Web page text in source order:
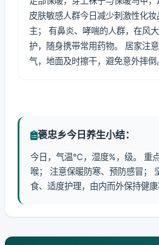
皮肤敏感人群今日减少刺激性化
主； 有鼻炎、哮喘的人群，在风
护，随身携带常用药物。 居家注
气，地面及时擦干，避免意外摔倒
褒忠乡今日养生小结：
今日，气温℃，湿度%，级。 重
喉； 注意保暖防寒、预防感冒；
食、适度护理，由内而外保持健康